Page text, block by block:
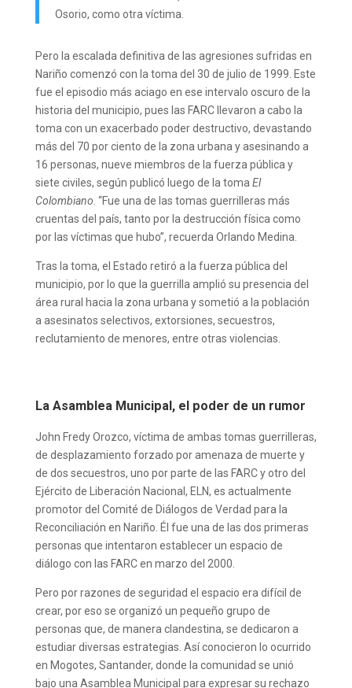
Osorio, como otra víctima.
Pero la escalada definitiva de las agresiones sufridas en
Nariño comenzó con la toma del 30 de julio de 1999. Este
fue el episodio más aciago en ese intervalo oscuro de la
historia del municipio, pues las FARC llevaron a cabo la
toma con un exacerbado poder destructivo, devastando
más del 70 por ciento de la zona urbana y asesinando a
16 personas, nueve miembros de la fuerza pública y
siete civiles, según publicó luego de la toma El
Colombiano . “Fue una de las tomas guerrilleras más
cruentas del país, tanto por la destrucción física como
por las víctimas que hubo”, recuerda Orlando Medina.
Tras la toma, el Estado retiró a la fuerza pública del
municipio, por lo que la guerrilla amplió su presencia del
área rural hacia la zona urbana y sometió a la población
a asesinatos selectivos, extorsiones, secuestros,
reclutamiento de menores, entre otras violencias.
La Asamblea Municipal, el poder de un rumor
John Fredy Orozco, víctima de ambas tomas guerrilleras,
de desplazamiento forzado por amenaza de muerte y
de dos secuestros, uno por parte de las FARC y otro del
Ejército de Liberación Nacional, ELN, es actualmente
promotor del Comité de Diálogos de Verdad para la
Reconciliación en Nariño. Él fue una de las dos primeras
personas que intentaron establecer un espacio de
diálogo con las FARC en marzo del 2000.
Pero por razones de seguridad el espacio era difícil de
crear, por eso se organizó un pequeño grupo de
personas que, de manera clandestina, se dedicaron a
estudiar diversas estrategias. Así conocieron lo ocurrido
en Mogotes, Santander, donde la comunidad se unió
bajo una Asamblea Municipal para expresar su rechazo